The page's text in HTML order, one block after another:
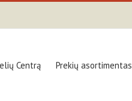
Centrą Prekių asortimentas